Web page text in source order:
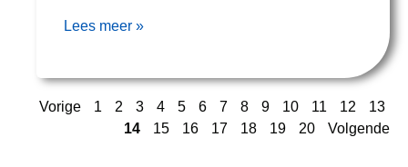
Lees meer »
Vorige 1 2 3 4 5 6 7 8 9 10 11 12
13
14
15 16 17 18 19 20 Volgende